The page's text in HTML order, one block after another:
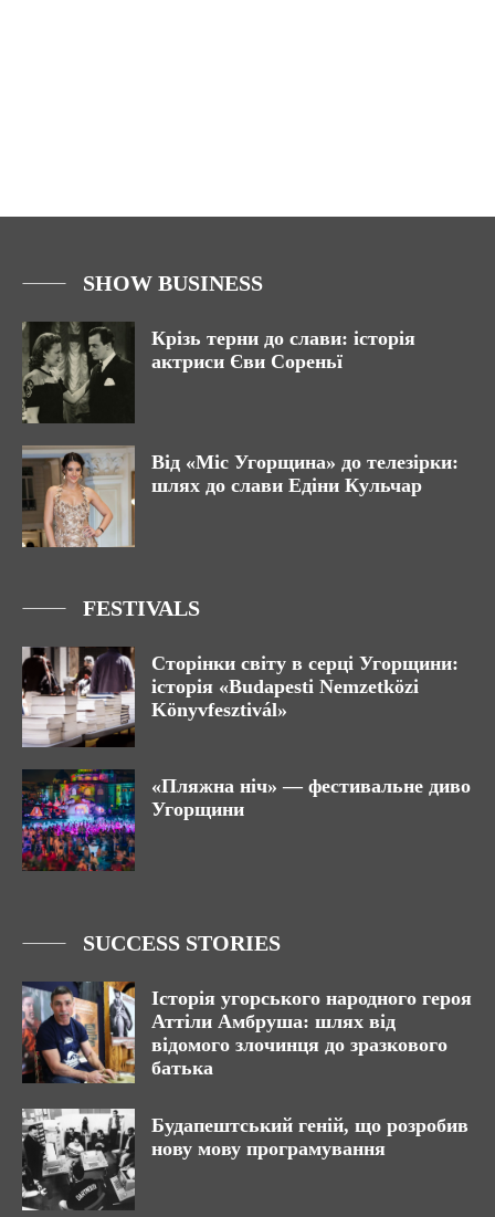
SHOW BUSINESS
Крізь терни до слави: історія
актриси Єви Сореньї
Від «Міс Угорщина» до телезірки:
шлях до слави Едіни Кульчар
FESTIVALS
Сторінки світу в серці Угорщини:
історія «Budapesti Nemzetközi
Könyvfesztivál»
«Пляжна ніч» — фестивальне диво
Угорщини
SUCCESS STORIES
Історія угорського народного героя
Аттіли Амбруша: шлях від
відомого злочинця до зразкового
батька
Будапештський геній, що розробив
нову мову програмування